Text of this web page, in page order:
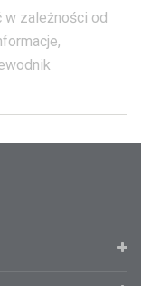
w zależności od